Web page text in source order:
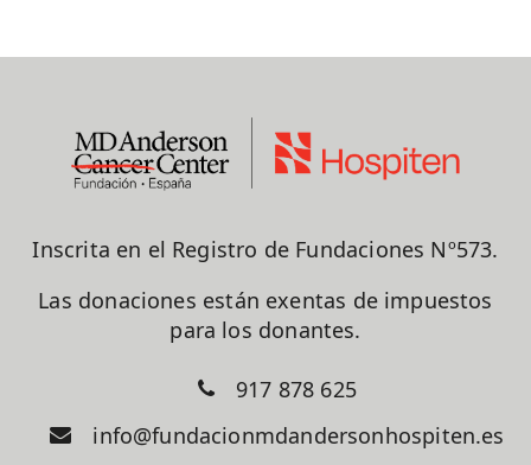
Inscrita en el Registro de Fundaciones Nº573.
Las donaciones están exentas de impuestos
para los donantes.
917 878 625
info@fundacionmdandersonhospiten.es